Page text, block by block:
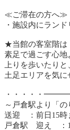
≪ご滞在の方へ≫
・施設内にラン
★当館の客室階は
素足で過ごす心
上りを歩いたりと
土足エリアを気に
・・・・・
～戸倉駅より「
送迎 ：前日15
戸倉駅 迎え ：